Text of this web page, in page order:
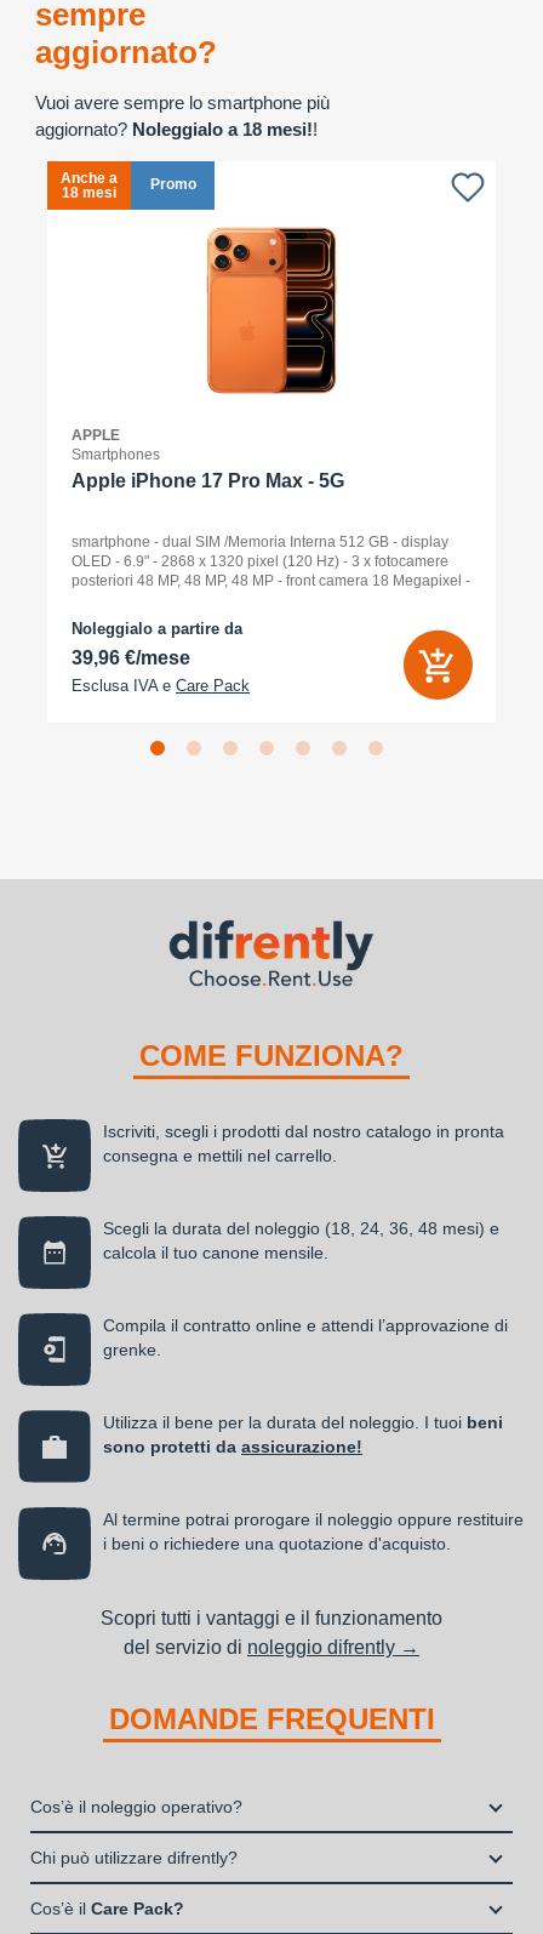
sempre
aggiornato?
Vuoi avere sempre lo smartphone più
aggiornato? Noleggialo a 18 mesi!!
Anche a
18 mesi
Promo
APPLE
Smartphones
Apple iPhone 17 Pro Max - 5G
smartphone - dual SIM /Memoria Interna 512 GB - display
OLED - 6.9" - 2868 x 1320 pixel (120 Hz) - 3 x fotocamere
posteriori 48 MP, 48 MP, 48 MP - front camera 18 Megapixel -
Noleggialo a partire da
39,96 €/mese
Esclusa IVA e Care Pack
COME FUNZIONA?
Iscriviti, scegli i prodotti dal nostro catalogo in pronta
consegna e mettili nel carrello.
Scegli la durata del noleggio (18, 24, 36, 48 mesi) e
calcola il tuo canone mensile.
Compila il contratto online e attendi l’approvazione di
grenke.
Utilizza il bene per la durata del noleggio. I tuoi beni
sono protetti da assicurazione!
Al termine potrai prorogare il noleggio oppure restituire
i beni o richiedere una quotazione d'acquisto.
Scopri tutti i vantaggi e il funzionamento
del servizio di noleggio difrently →
DOMANDE FREQUENTI
Cos’è il noleggio operativo?
Il noleggio, o locazione operativa, è una soluzione che
alla propria attività a fronte del pagamento di un canone fisso
Chi può utilizzare difrently?
Liberi Professionisti e Studi Associati
Cos’è il Care Pack?